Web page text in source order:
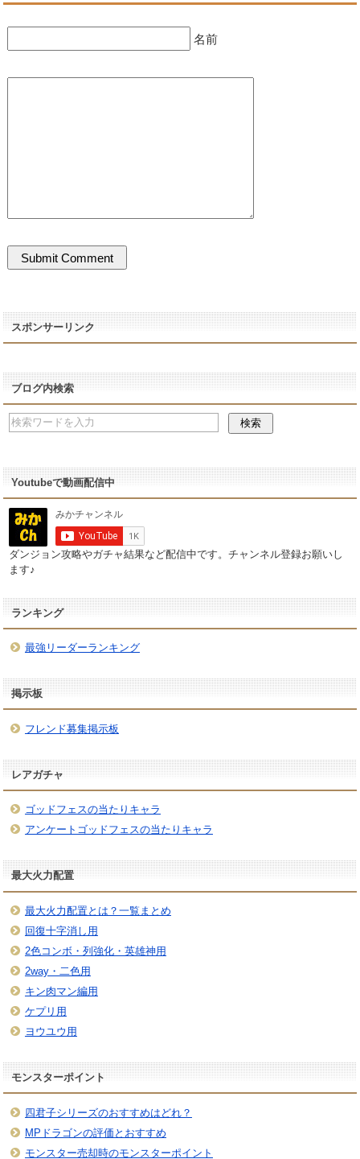
名前
スポンサーリンク
ブログ内検索
Youtubeで動画配信中
ダンジョン攻略やガチャ結果など配信中です。チャンネル登録お願いし
ます♪
ランキング
最強リーダーランキング
掲示板
フレンド募集掲示板
レアガチャ
ゴッドフェスの当たりキャラ
アンケートゴッドフェスの当たりキャラ
最大火力配置
最大火力配置とは？一覧まとめ
回復十字消し用
2色コンボ・列強化・英雄神用
2way・二色用
キン肉マン編用
ケプリ用
ヨウユウ用
モンスターポイント
四君子シリーズのおすすめはどれ？
MPドラゴンの評価とおすすめ
モンスター売却時のモンスターポイント